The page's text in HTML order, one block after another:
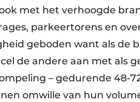
met het verhoogde
parkeertorens en
geboden want als de
de andere aan met als
– gedurende 48-
omwille van hun